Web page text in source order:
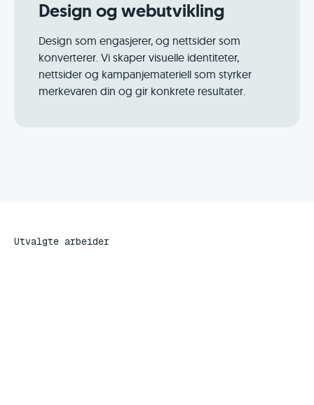
Design og webutvikling
Design som engasjerer, og nettsider som
konverterer. Vi skaper visuelle identiteter,
nettsider og kampanjemateriell som styrker
merkevaren din og gir konkrete resultater.
Utvalgte arbeider